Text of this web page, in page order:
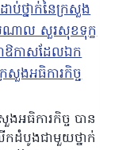
អធិការកិច្ច បាន
កដំបូងជាមួយថ្នាក់